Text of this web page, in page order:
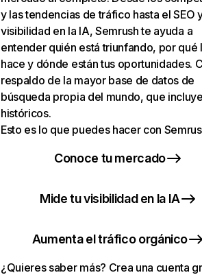
y las tendencias de tráfico hasta el SEO
visibilidad en la IA, Semrush te ayuda a
entender quién está triunfando, por qué
hace y dónde están tus oportunidades.
respaldo de la mayor base de datos de
búsqueda propia del mundo, que
históricos.
Esto es lo que puedes hacer con
Conoce tu mercado
Mide tu visibilidad en la IA
Aumenta el tráfico orgánico
¿Quieres saber más? Crea una cuenta